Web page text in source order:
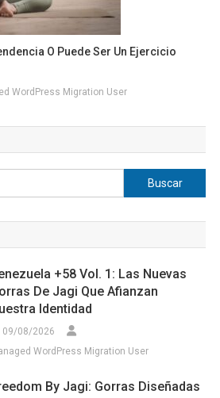
O Puede Ser Un Ejercicio
WordPress Migration User
Buscar:
+58 Vol. 1: Las Nuevas
De Jagi Que Afianzan
Identidad
09/08/2026
WordPress Migration User
By Jagi: Gorras Diseñadas